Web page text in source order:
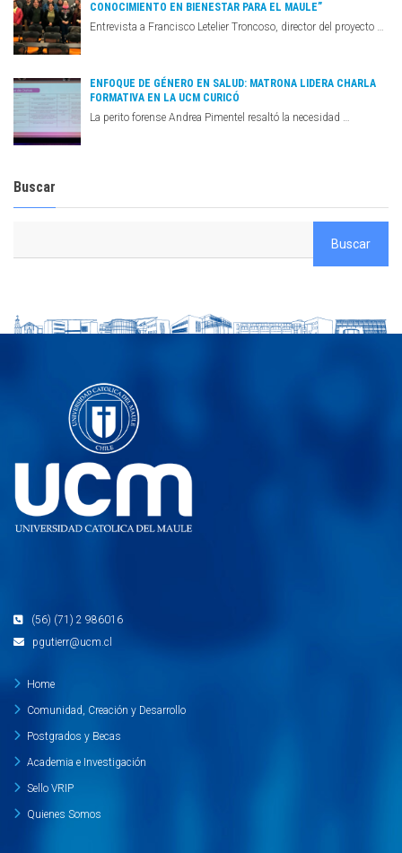
CONOCIMIENTO EN BIENESTAR PARA EL MAULE”
Entrevista a Francisco Letelier Troncoso, director del proyecto …
ENFOQUE DE GÉNERO EN SALUD: MATRONA LIDERA CHARLA
FORMATIVA EN LA UCM CURICÓ
La perito forense Andrea Pimentel resaltó la necesidad …
Buscar
(56) (71) 2 986016
pgutierr@ucm.cl
Home
Comunidad, Creación y Desarrollo
Postgrados y Becas
Academia e Investigación
Sello VRIP
Quienes Somos